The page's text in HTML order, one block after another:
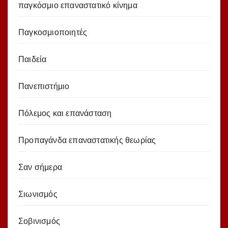
παγκόσμιο επαναστατικό κίνημα
Παγκοσμιοποιητές
Παιδεία
Πανεπιστήμιο
Πόλεμος και επανάσταση
Προπαγάνδα επαναστατικής θεωρίας
Σαν σήμερα
Σιωνισμός
Σοβινισμός